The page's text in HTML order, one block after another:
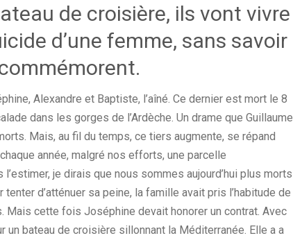
de croisière, ils vont vivre
d’une femme, sans savoir
Alexandre et Baptiste, l’aîné. Ce dernier est mort le 8
dans les gorges de l’Ardèche. Un drame que Guillaume
Mais, au fil du temps, ce tiers augmente, se répand
année, malgré nos efforts, une parcelle
je dirais que nous sommes aujourd’hui plus morts
d’atténuer sa peine, la famille avait pris l’habitude de
Mais cette fois Joséphine devait honorer un contrat. Avec
bateau de croisière sillonnant la Méditerranée. Elle a a